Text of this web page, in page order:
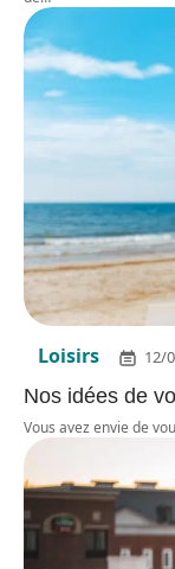
Loisirs 12/
Nos idées de
Vous avez envie de